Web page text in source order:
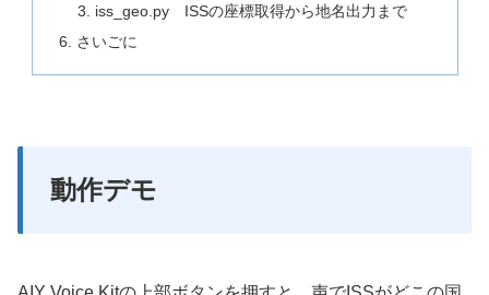
iss_geo.py ISSの座標取得から地名出力まで
さいごに
動作デモ